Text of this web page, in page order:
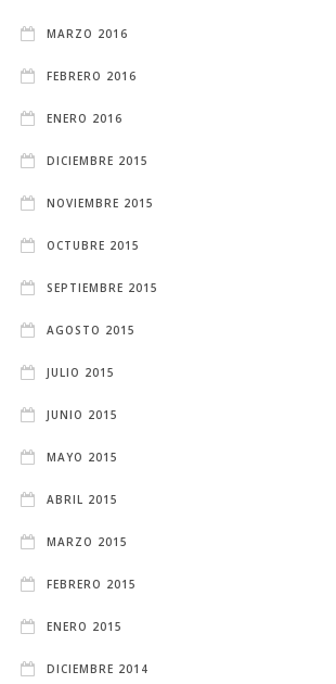
MARZO 2016
FEBRERO 2016
ENERO 2016
DICIEMBRE 2015
NOVIEMBRE 2015
OCTUBRE 2015
SEPTIEMBRE 2015
AGOSTO 2015
JULIO 2015
JUNIO 2015
MAYO 2015
ABRIL 2015
MARZO 2015
FEBRERO 2015
ENERO 2015
DICIEMBRE 2014